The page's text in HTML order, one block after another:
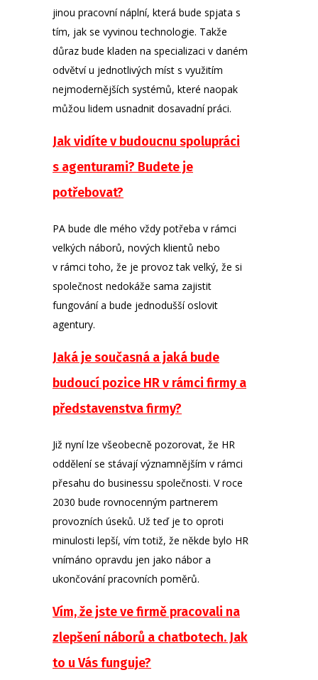
jinou pracovní náplní, která bude spjata s
tím, jak se vyvinou technologie. Takže
důraz bude kladen na specializaci v daném
odvětví u jednotlivých míst s využitím
nejmodernějších systémů, které naopak
můžou lidem usnadnit dosavadní práci.
Jak vidíte v budoucnu spolupráci
s agenturami? Budete je
potřebovat?
PA bude dle mého vždy potřeba v rámci
velkých náborů, nových klientů nebo
v rámci toho, že je provoz tak velký, že si
společnost nedokáže sama zajistit
fungování a bude jednodušší oslovit
agentury.
Jaká je současná a jaká bude
budoucí pozice HR v rámci firmy a
představenstva firmy?
Již nyní lze všeobecně pozorovat, že HR
oddělení se stávají významnějším v rámci
přesahu do businessu společnosti. V roce
2030 bude rovnocenným partnerem
provozních úseků. Už teď je to oproti
minulosti lepší, vím totiž, že někde bylo HR
vnímáno opravdu jen jako nábor a
ukončování pracovních poměrů.
Vím, že jste ve firmě pracovali na
zlepšení náborů a chatbotech. Jak
to u Vás funguje?